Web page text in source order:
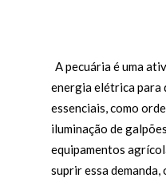
A pecuária é uma
energia elétrica para
essenciais, como
iluminação de
equipamentos
suprir essa demanda,